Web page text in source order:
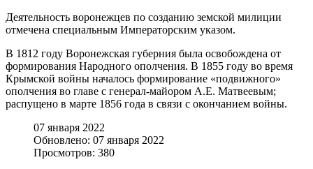
Деятельность воронежцев по созданию земской милиции
отмечена специальным Императорским указом.
В 1812 году Воронежская губерния была освобождена от
формирования Народного ополчения. В 1855 году во время
Крымской войны началось формирование «подвижного»
ополчения во главе с генерал-майором А.Е. Матвеевым;
распущено в марте 1856 года в связи с окончанием войны.
07 января 2022
Обновлено: 07 января 2022
Просмотров: 380